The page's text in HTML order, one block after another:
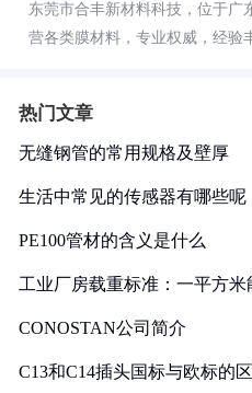
东莞市合丰新材料科技，位于广
营各类膜材料，专业权威，经验
热门文章
无缝钢管的常用规格及壁厚
生活中常见的传感器有哪些呢
PE100管材的含义是什么
工业厂房载重标准：一平方
CONOSTAN公司简介
C13和C14插头国标与欧标的